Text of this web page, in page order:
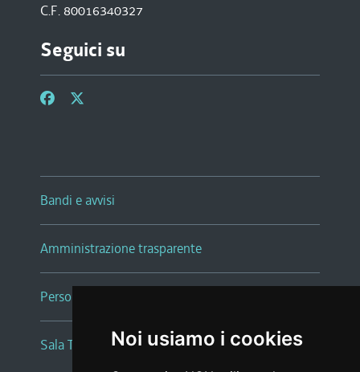
Noi usiamo i cookies
C.F. 80016340327
Seguici su
Bandi e avvisi
Amministrazione trasparente
Persone e Uffici
Sala Tiziano Tessitori